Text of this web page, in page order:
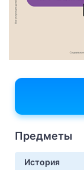
Предметы
История